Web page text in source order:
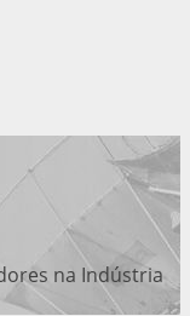
na Indústria